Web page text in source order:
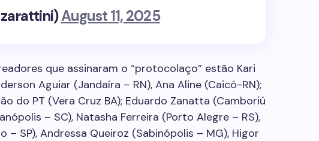
August 11, 2025
que assinaram o “protocolaço” estão Kari
Aguiar (Jandaíra – RN), Ana Aline (Caicó-RN);
do PT (Vera Cruz BA); Eduardo Zanatta (Camboriú
– SC), Natasha Ferreira (Porto Alegre – RS),
– SP), Andressa Queiroz (Sabinópolis – MG), Higor